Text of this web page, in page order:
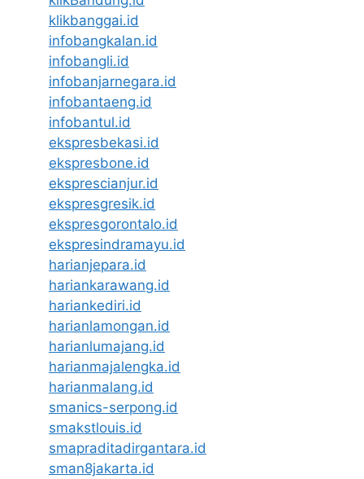
klikbanggai.id
infobangkalan.id
infobangli.id
infobanjarnegara.id
infobantaeng.id
infobantul.id
ekspresbekasi.id
ekspresbone.id
eksprescianjur.id
ekspresgresik.id
ekspresgorontalo.id
ekspresindramayu.id
harianjepara.id
hariankarawang.id
hariankediri.id
harianlamongan.id
harianlumajang.id
harianmajalengka.id
harianmalang.id
smanics-serpong.id
smakstlouis.id
smapraditadirgantara.id
sman8jakarta.id